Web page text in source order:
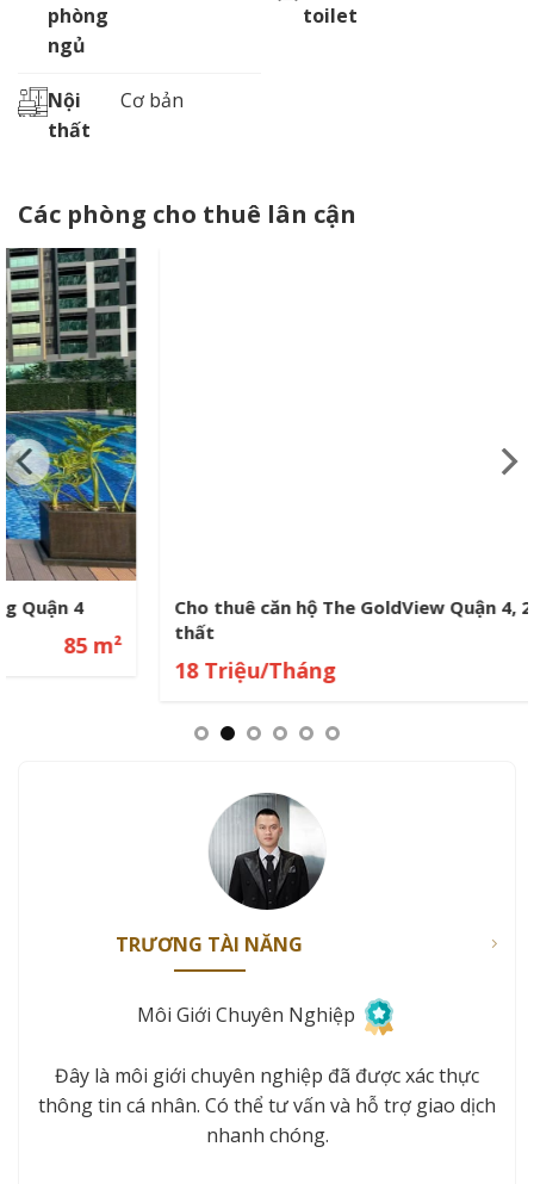
phòng
ngủ
toilet
Nội
thất
Cơ bản
Các phòng cho thuê lân cận
Cho thuê căn hộ The GoldView Quận 4, 2PN full nội
18 Triệu/Tháng
TRƯƠNG TÀI NĂNG
Môi Giới Chuyên Nghiệp
Đây là môi giới chuyên nghiệp đã được xác thực
thông tin cá nhân. Có thể tư vấn và hỗ trợ giao dịch
nhanh chóng.